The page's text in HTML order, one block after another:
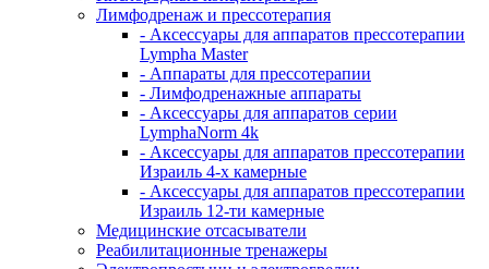
Лимфодренаж и прессотерапия
- Аксессуары для аппаратов прессотерапии
Lympha Master
- Аппараты для прессотерапии
- Лимфодренажные аппараты
- Аксессуары для аппаратов серии
LymphaNorm 4k
- Аксессуары для аппаратов прессотерапии
Израиль 4-х камерные
- Аксессуары для аппаратов прессотерапии
Израиль 12-ти камерные
Медицинские отсасыватели
Реабилитационные тренажеры